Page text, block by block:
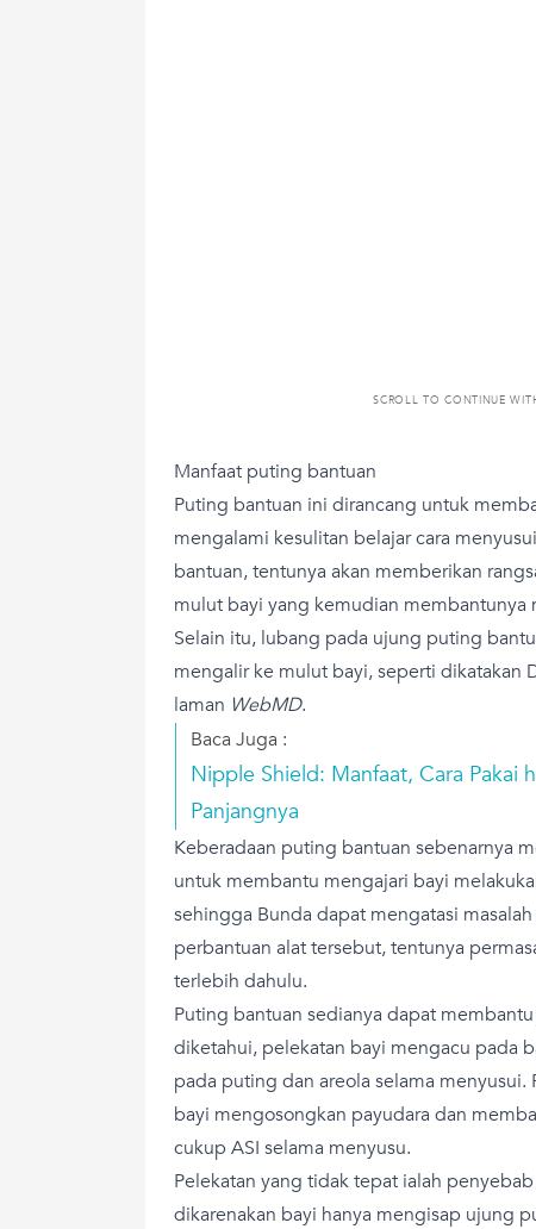
SCROLL TO CONTINUE
Manfaat puting bantuan
Puting bantuan ini dirancang untuk
mengalami kesulitan belajar cara
bantuan, tentunya akan memberikan
mulut bayi yang kemudian
Selain itu, lubang pada ujung puting
mengalir ke mulut bayi, seperti dikatakan
laman WebMD.
Baca Juga :
Nipple Shield: Manfaat, Cara Pakai
Panjangnya
Keberadaan puting bantuan sebenarnya
untuk membantu mengajari bayi
sehingga Bunda dapat mengatasi
perbantuan alat tersebut, tentunya
terlebih dahulu.
Puting bantuan sedianya dapat
diketahui, pelekatan bayi mengacu pada
pada puting dan areola selama
bayi mengosongkan payudara dan
cukup ASI selama menyusu.
Pelekatan yang tidak tepat ialah
dikarenakan bayi hanya mengisap ujung